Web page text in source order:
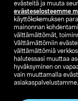
evästeitä ja muuta
evästeselosteemme
käyttökokemuksen
mainonnan
välttämättömät,
Välttämättömiin
välttämättömiä
halutessasi muuttaa
hyväksyminen on
vain muuttamalla
asiakaspalvelustamme.